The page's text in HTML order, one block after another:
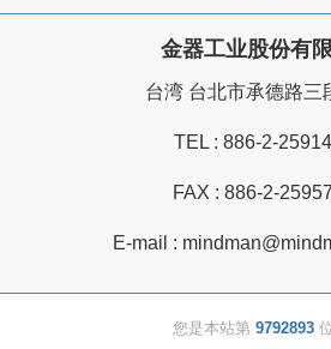
金器工业股份有
台湾 台北市承德路三
TEL : 886-2-
FAX : 886-2-
E-mail :
您是本站第 9792893